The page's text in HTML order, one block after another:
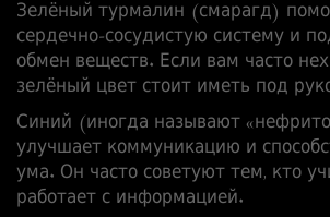
Зелёный турмалин (смарагд)
сердечно‑сосудистую систему и
обмен веществ. Если вам часто
зелёный цвет стоит иметь под
Синий (иногда называют
улучшает коммуникацию и
ума. Он часто советуют тем, кто
работает с информацией.